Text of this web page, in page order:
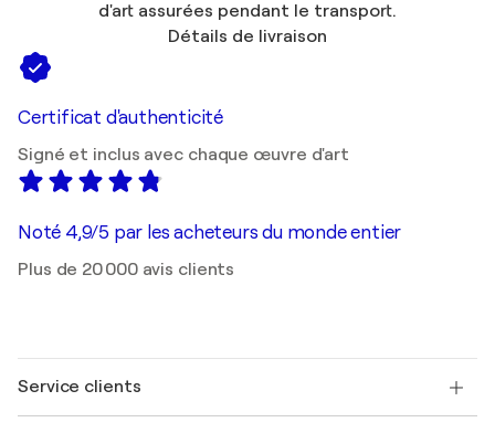
d'art assurées pendant le transport.
Détails de livraison
Certificat d'authenticité
Signé et inclus avec chaque œuvre d'art
Noté 4,9/5 par les acheteurs du monde entier
Plus de 20 000 avis clients
Service clients